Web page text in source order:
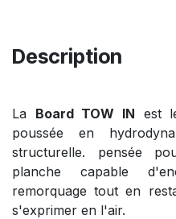
Description
La Board TOW IN est
poussée en
structurelle. pensée
planche capable
remorquage tout en
s'exprimer en l'air.